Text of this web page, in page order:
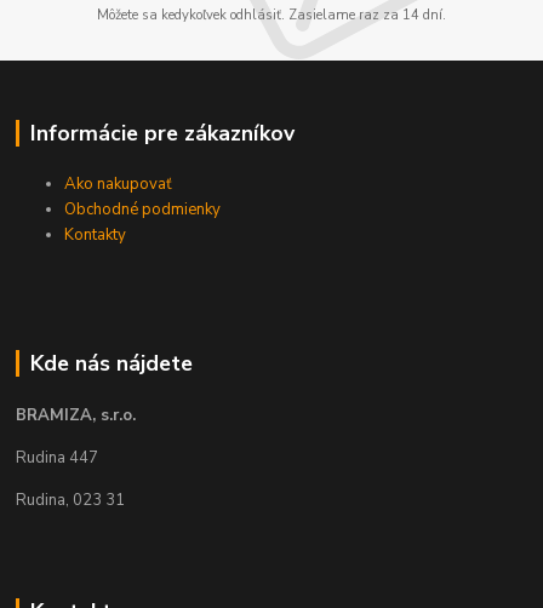
Môžete sa kedykoľvek odhlásiť. Zasielame raz za 14 dní.
Informácie pre zákazníkov
Ako nakupovať
Obchodné podmienky
Kontakty
Kde nás nájdete
BRAMIZA, s.r.o.
Rudina 447
Rudina, 023 31